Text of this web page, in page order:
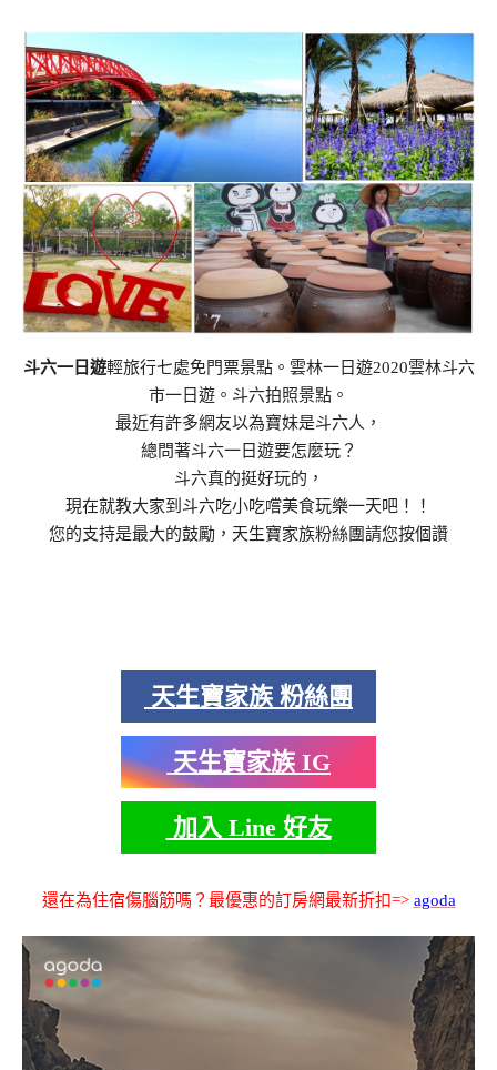
斗六一日遊輕旅行七處免門票景點。雲林一日遊2020雲林斗六
市一日遊。斗六拍照景點。
最近有許多網友以為寶妹是斗六人，
總問著斗六一日遊要怎麼玩？
斗六真的挺好玩的，
現在就教大家到斗六吃小吃嚐美食玩樂一天吧！！
您的支持是最大的鼓勵，天生寶家族粉絲團請您按個讚
天生寶家族 粉絲團
天生寶家族 IG
加入 Line 好友
還在為住宿傷腦筋嗎？最優惠的訂房網最新折扣=> agoda